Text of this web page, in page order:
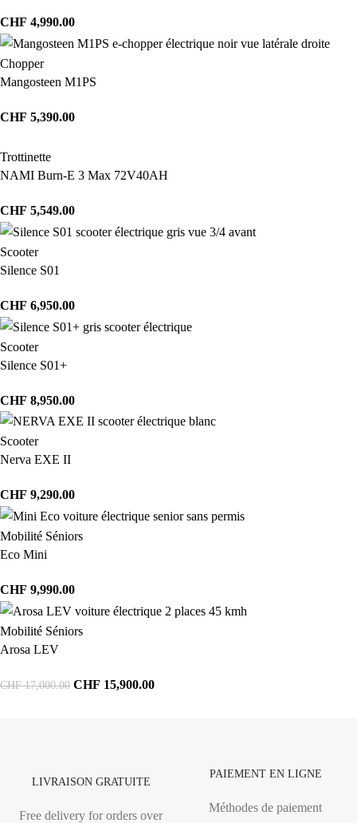
CHF 4,990.00
Chopper
Mangosteen M1PS
CHF 5,390.00
Trottinette
NAMI Burn-E 3 Max 72V40AH
CHF 5,549.00
Scooter
Silence S01
CHF 6,950.00
Scooter
Silence S01+
CHF 8,950.00
Scooter
Nerva EXE II
CHF 9,290.00
Mobilité Séniors
Eco Mini
CHF 9,990.00
Mobilité Séniors
Arosa LEV
CHF17,000.00 CHF 15,900.00
LIVRAISON GRATUITE
Free delivery for orders over
PAIEMENT EN LIGNE
Méthodes de paiement